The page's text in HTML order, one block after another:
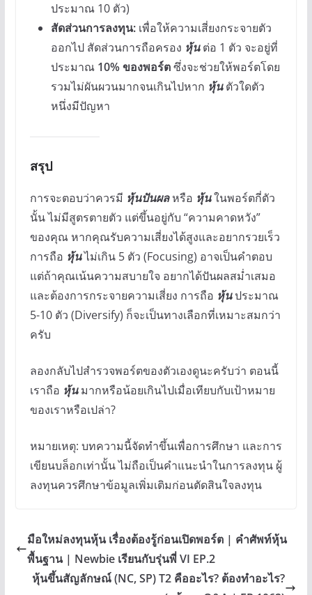
ประมาณ 10 ตัว)
สัดส่วนการลงทุน:เพื่อให้ความเสี่ยงกระจายตัว
ออกไป สัดส่วนการถือครอง หุ้นต่อ 1 ตัว จะอยู่ที่
ประมาณ 10% ของพอร์ตซึ่งจะช่วยให้พอร์ตโดย
รวมไม่ผันผวนมากจนเกินไปหาก หุ้นตัวใดตัว
หนึ่งมีปัญหา
สรุป
การจะตอบว่าควรมี หุ้นปันผลหรือ หุ้นในพอร์ตกี่ตัว
นั้น ไม่มีสูตรตายตัว แต่ขึ้นอยู่กับ “ความคาดหวัง”
ของคุณ หากคุณรับความเสี่ยงได้สูงและอยากรวยเร็ว
การถือ หุ้นไม่เกิน 5 ตัว (Focusing) อาจเป็นคำตอบ
แต่ถ้าคุณเน้นความสบายใจ อยากได้ปันผลสม่ำเสมอ
และต้องการกระจายความเสี่ยง การถือ หุ้นประมาณ
5-10 ตัว (Diversify) ก็จะเป็นทางเลือกที่เหมาะสมกว่า
ครับ
ลองกลับไปสำรวจพอร์ตของตัวเองดูนะครับว่า ตอนนี้
เราถือ หุ้นมากหรือน้อยเกินไปเมื่อเทียบกับเป้าหมาย
ของเราหรือเปล่า?
หมายเหตุ: บทความนี้จัดทำขึ้นเพื่อการศึกษา และการ
เขียนบล็อกเท่านั้น ไม่ถือเป็นคำแนะนำในการลงทุน ผู้
ลงทุนควรศึกษาข้อมูลเพิ่มเติมก่อนตัดสินใจลงทุน
มือใหม่ลงทุนหุ้น เรื่องต้องรู้ก่อนเปิดพอร์ต | คำศัพท์หุ้น
พื้นฐาน | Newbie เรียนกับรุ่นพี่ VI EP.2
หุ้นขึ้นสัญลักษณ์ (NC, SP) T2 คืออะไร? ต้องทำอะไร?